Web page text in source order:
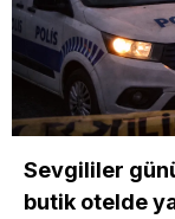
Sevgililer
butik otelde